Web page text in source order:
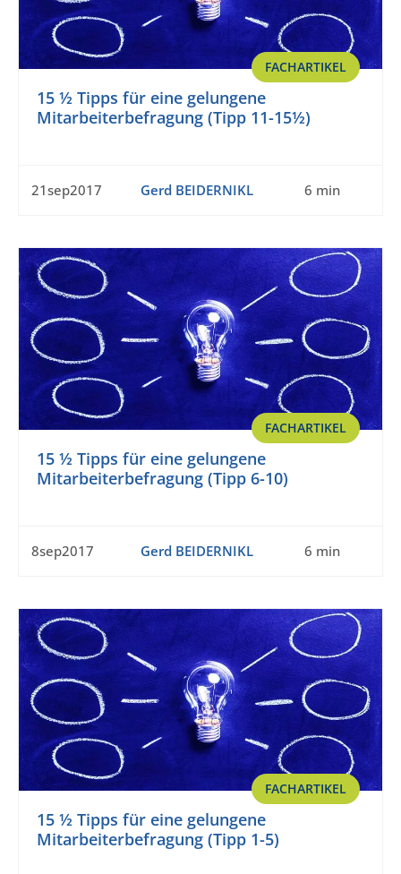
FACHARTIKEL
15 ½ Tipps für eine gelungene
Mitarbeiterbefragung (Tipp 11-15½)
21sep2017 Gerd BEIDERNIKL 6 min
FACHARTIKEL
15 ½ Tipps für eine gelungene
Mitarbeiterbefragung (Tipp 6-10)
8sep2017 Gerd BEIDERNIKL 6 min
FACHARTIKEL
15 ½ Tipps für eine gelungene
Mitarbeiterbefragung (Tipp 1-5)